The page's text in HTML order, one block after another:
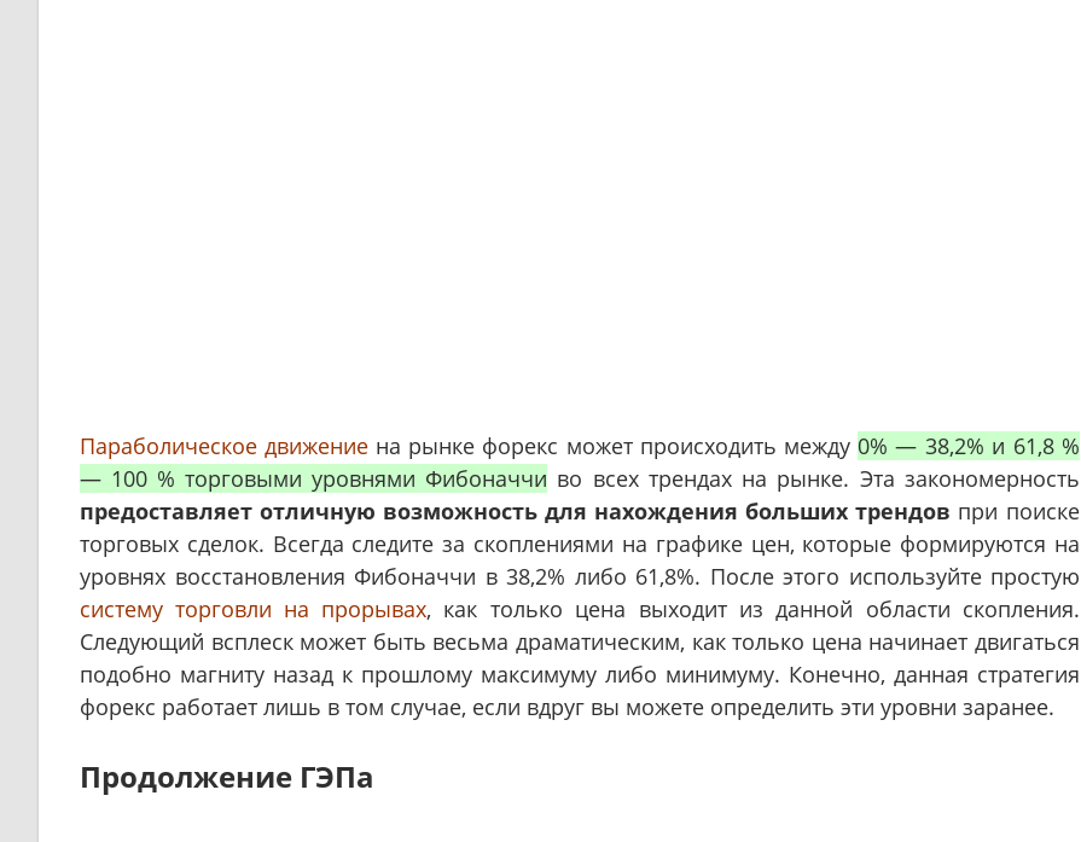
Параболическое движение на рынке форекс может происходить между 0% — 38,2% и 61,8 %
— 100 % торговыми уровнями Фибоначчи во всех трендах на рынке. Эта закономерность
предоставляет отличную возможность для нахождения больших трендов при поиске
торговых сделок. Всегда следите за скоплениями на графике цен, которые формируются на
уровнях восстановления Фибоначчи в 38,2% либо 61,8%. После этого используйте простую
систему торговли на прорывах, как только цена выходит из данной области скопления.
Следующий всплеск может быть весьма драматическим, как только цена начинает двигаться
подобно магниту назад к прошлому максимуму либо минимуму. Конечно, данная стратегия
форекс работает лишь в том случае, если вдруг вы можете определить эти уровни заранее.
Продолжение ГЭПа